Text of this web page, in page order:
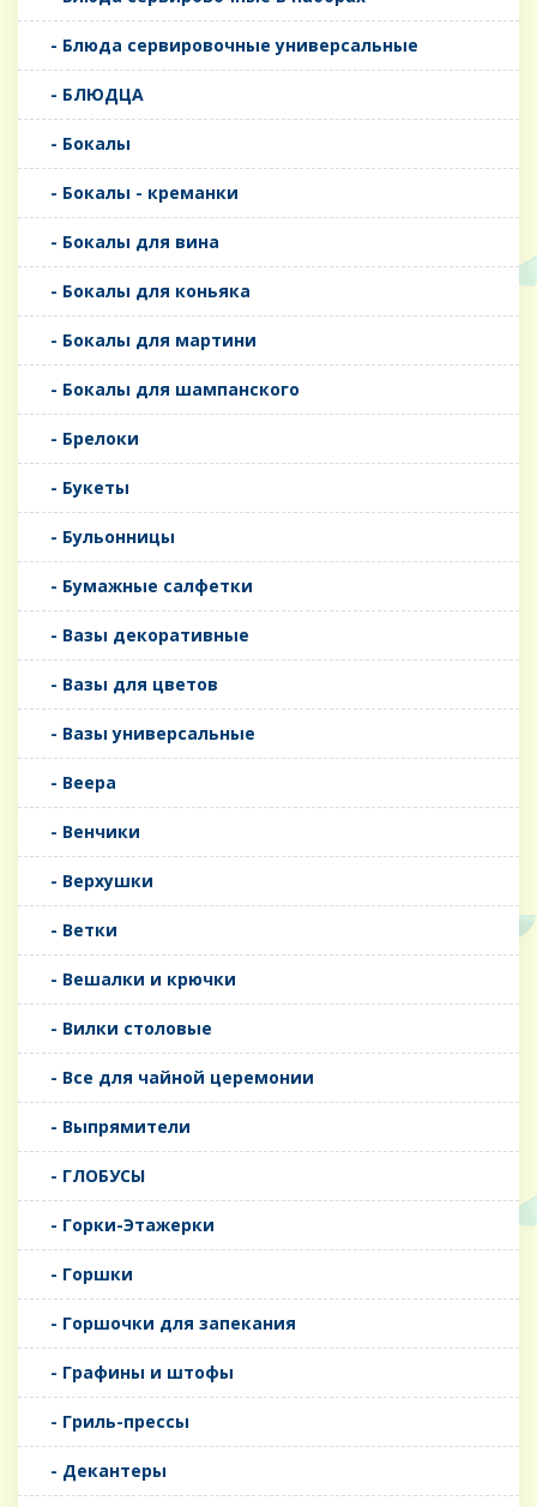
- Блюда сервировочные универсальные
- БЛЮДЦА
- Бокалы
- Бокалы - креманки
- Бокалы для вина
- Бокалы для коньяка
- Бокалы для мартини
- Бокалы для шампанского
- Брелоки
- Букеты
- Бульонницы
- Бумажные салфетки
- Вазы декоративные
- Вазы для цветов
- Вазы универсальные
- Веера
- Венчики
- Верхушки
- Ветки
- Вешалки и крючки
- Вилки столовые
- Все для чайной церемонии
- Выпрямители
- ГЛОБУСЫ
- Горки-Этажерки
- Горшки
- Горшочки для запекания
- Графины и штофы
- Гриль-прессы
- Декантеры